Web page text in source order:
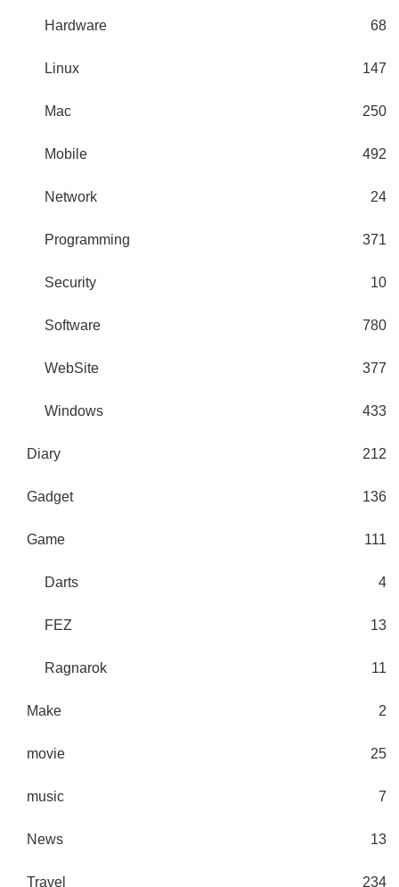
Hardware 68
Linux 147
Mac 250
Mobile 492
Network 24
Programming 371
Security 10
Software 780
WebSite 377
Windows 433
Diary 212
Gadget 136
Game 111
Darts 4
FEZ 13
Ragnarok 11
Make 2
movie 25
music 7
News 13
Travel 234